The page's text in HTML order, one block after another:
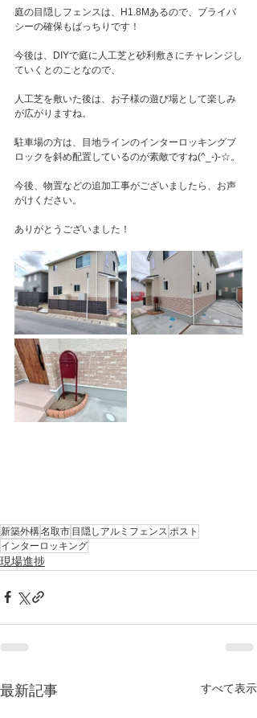
庭の目隠しフェンスは、H1.8Mあるので、プライバ
シーの確保もばっちりです！
今後は、DIYで庭に人工芝と砂利敷きにチャレンジし
ていくとのことなので、
人工芝を敷いた後は、お子様の遊び場として楽しみ
が広がりますね。
駐車場の方は、目地ラインのインターロッキングブ
ロックを斜め配置しているのが素敵ですね(^_-)-☆。
今後、物置などの追加工事がございましたら、お声
がけください。
ありがとうございました！
新築外構名取市 目隠しアルミフェンス ポスト
インターロッキング
現場進捗
最新記事 すべて表示